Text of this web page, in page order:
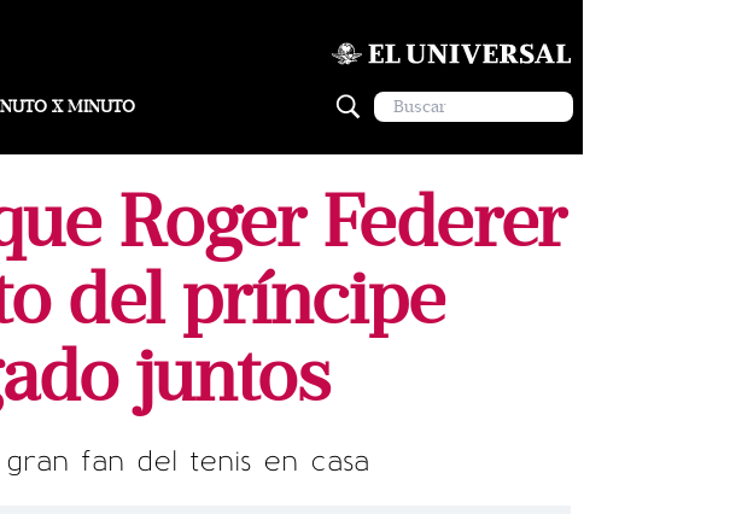
X MINUTO
Roger Federer
del príncipe
juntos
fan del tenis en casa